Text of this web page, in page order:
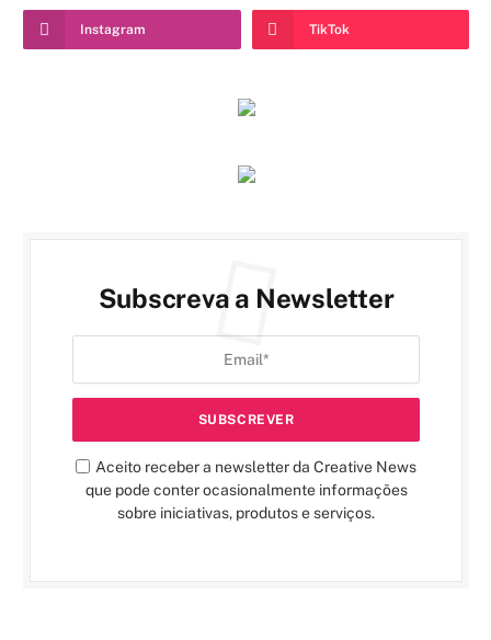
Instagram TikTok
Subscreva a Newsletter
Aceito receber a newsletter da Creative News
que pode conter ocasionalmente informações
sobre iniciativas, produtos e serviços.